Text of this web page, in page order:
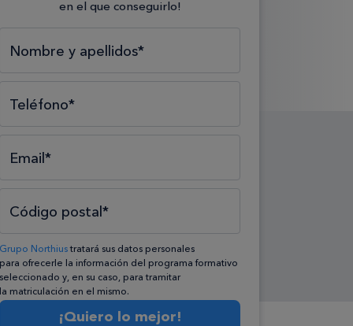
en el que conseguirlo!
Selecciona el tipo*
Selecciona el área*
Selecciona la formación*
Nombre y apellidos*
Teléfono*
Email*
Código postal*
Grupo Northiustratará sus datos personales
para ofrecerle la información del programa formativo
seleccionado y, en su caso, para tramitar
la matriculación en el mismo.
Compartiremos su solicitud con las empresas que
conforman elGrupo Northius , con el objeto de que
¡Quiero lo mejor!